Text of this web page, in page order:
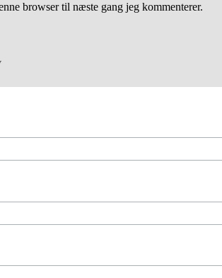
browser til næste gang jeg kommenterer.